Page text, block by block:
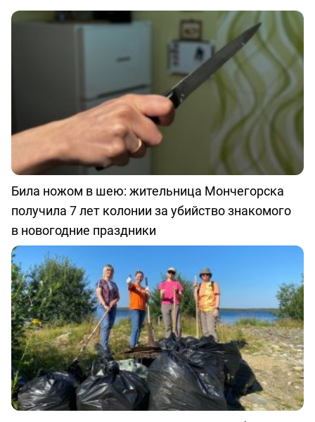
Била ножом в шею: жительница Мончегорска
получила 7 лет колонии за убийство знакомого
в новогодние праздники